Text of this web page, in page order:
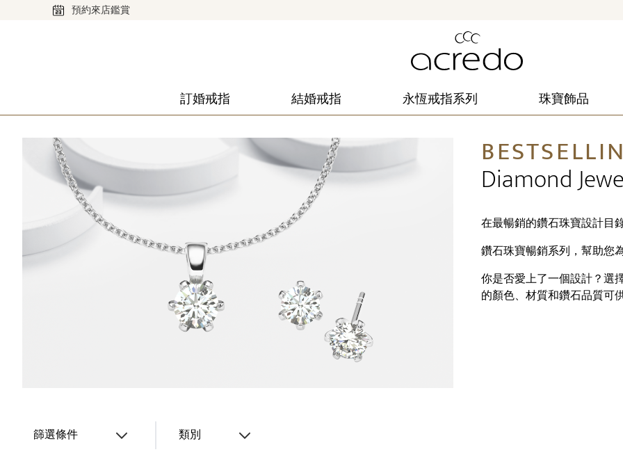
預約來店鑑賞
訂婚戒指 結婚戒指 永恆戒指系列 珠寶飾品
Diamond
在最暢銷的鑽石珠寶設計目
鑽石珠寶暢銷系列，幫助您
你是否愛上了一個設計？選
的顏色、材質和鑽石品質可
篩選條件 類別